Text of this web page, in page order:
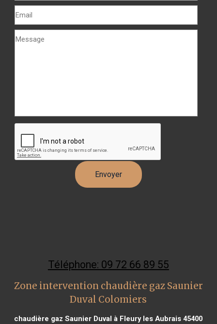
Téléphone: 09 72 66 89 55
Zone intervention chaudière gaz Saunier
Duval Colomiers
chaudière gaz Saunier Duval à Fleury les Aubrais 45400